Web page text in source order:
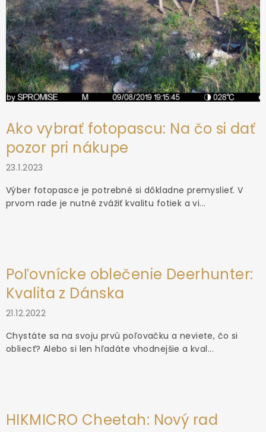
Ako vybrať fotopascu: Na čo si dať
pozor pri nákupe
23.1.2023
Výber fotopasce je potrebné si dôkladne premyslieť. V
prvom rade je nutné zvážiť kvalitu fotiek a vi...
Poľovnícke oblečenie Deerhunter:
Kvalita z Dánska
21.12.2022
Chystáte sa na svoju prvú poľovačku a neviete, čo si
obliecť? Alebo si len hľadáte vhodnejšie a kval...
HIKMICRO Cheetah: Nový rad